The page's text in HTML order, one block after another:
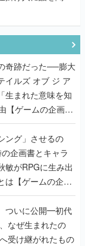
奇跡だった──膨大
イルズ オブ ジ ア
生まれた意味を知
【ゲームの企画
ング」させるの
企画書とキャラ
敏がRPGに生み出
は【ゲームの企画
ついに公開━初代
なぜ生まれたの
受け継がれたもの